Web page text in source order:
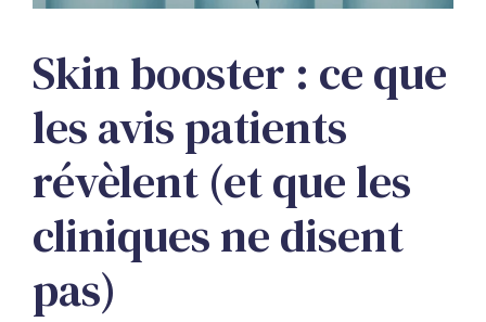
Skin booster : ce que
les avis patients
révèlent (et que les
cliniques ne disent
pas)